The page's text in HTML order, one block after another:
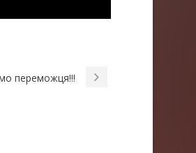
переможця!!!